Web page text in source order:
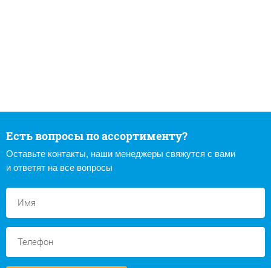
Есть вопросы по ассортименту?
Оставьте контакты, наши менеджеры свяжутся с вами
и ответят на все вопросы